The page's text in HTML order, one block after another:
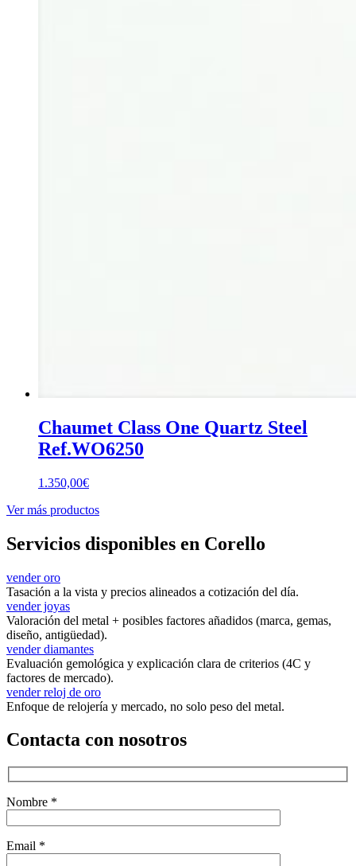
Chaumet Class One Quartz Steel
Ref.WO6250
1.350,00€
Ver más productos
Servicios disponibles en Corello
vender oro
Tasación a la vista y precios alineados a cotización del día.
vender joyas
Valoración del metal + posibles factores añadidos (marca, gemas,
diseño, antigüedad).
vender diamantes
Evaluación gemológica y explicación clara de criterios (4C y
factores de mercado).
vender reloj de oro
Enfoque de relojería y mercado, no solo peso del metal.
Contacta con nosotros
Nombre *
Email *